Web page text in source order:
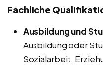
Fachliche
Ausbildung und
Ausbildung oder
Sozialarbeit,